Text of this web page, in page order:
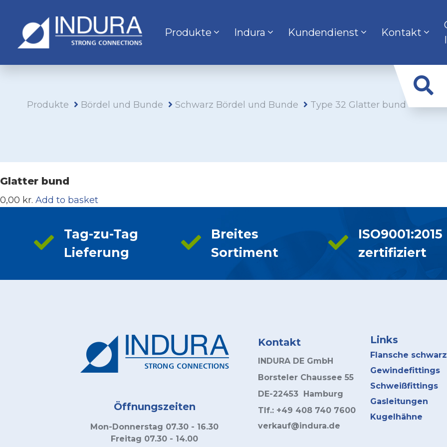
Produkte Indura Kundendienst Kontakt
Produkte Bördel und Bunde Schwarz Bördel und Bunde Type 32 Glatter bund
Glatter bund
0,00 kr. Add to basket
Tag-zu-Tag
Lieferung
Breites
Sortiment
ISO9001:2015
zertifiziert
Öffnungszeiten
Mon-Donnerstag 07.30 - 16.30
Freitag 07.30 - 14.00
Kontakt
INDURA DE GmbH
Borsteler Chaussee 55
DE-22453 Hamburg
Tlf.: +49 408 740 7600
verkauf@indura.de
Links
Flansche schwarz
Gewindefittings
Schweißfittings
Gasleitungen
Kugelhähne